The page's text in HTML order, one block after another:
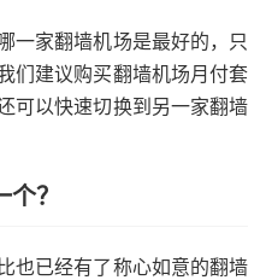
一家翻墙机场是最好的，只
们建议购买翻墙机场月付套
可以快速切换到另一家翻墙
？
也已经有了称心如意的翻墙